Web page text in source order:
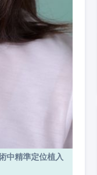
中精準定位植入